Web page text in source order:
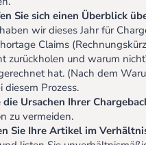
Sie sich einen Überblick
wir dieses Jahr für
Claims
zurückholen und warum
hat. (Nach dem
diesem Prozess.
die Ursachen Ihrer
zu vermeiden.
Sie Ihre Artikel im